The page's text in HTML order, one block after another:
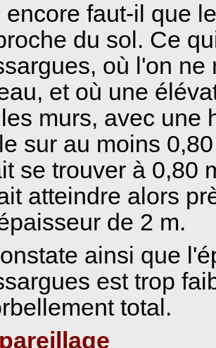
encore faut-il que
du sol. Ce
où l'on
et où une
murs, avec une
sur au moins
se trouver à 0,80
atteindre alors
de 2 m.
ainsi que
est trop
total.